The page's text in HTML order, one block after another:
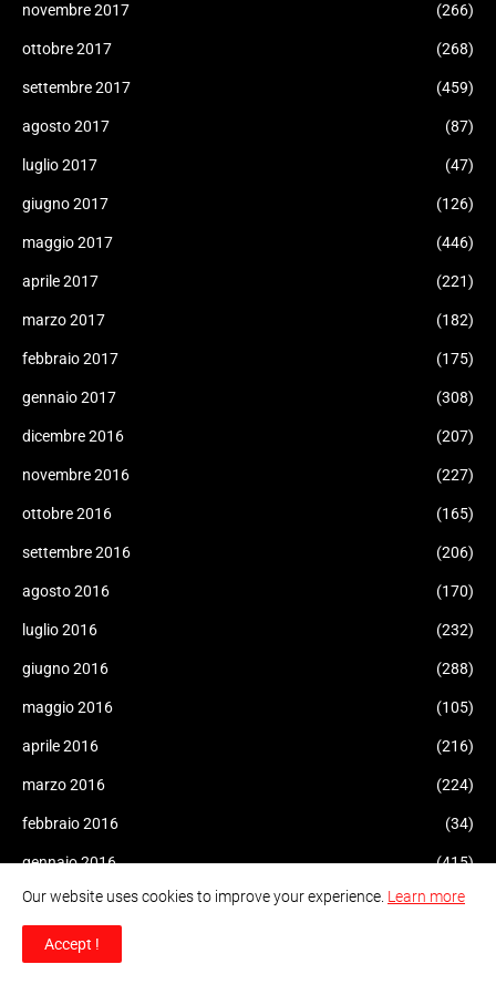
novembre 2017 (266)
ottobre 2017 (268)
settembre 2017 (459)
agosto 2017 (87)
luglio 2017 (47)
giugno 2017 (126)
maggio 2017 (446)
aprile 2017 (221)
marzo 2017 (182)
febbraio 2017 (175)
gennaio 2017 (308)
dicembre 2016 (207)
novembre 2016 (227)
ottobre 2016 (165)
settembre 2016 (206)
agosto 2016 (170)
luglio 2016 (232)
giugno 2016 (288)
maggio 2016 (105)
aprile 2016 (216)
marzo 2016 (224)
febbraio 2016 (34)
gennaio 2016 (415)
dicembre 2015 (247)
novembre 2015
Our website uses cookies to improve your experience. Learn more
Accept !